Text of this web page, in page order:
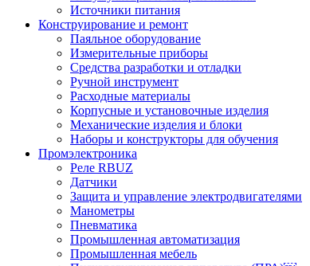
Источники питания
Конструирование и ремонт
Паяльное оборудование
Измерительные приборы
Средства разработки и отладки
Ручной инструмент
Расходные материалы
Корпусные и установочные изделия
Механические изделия и блоки
Наборы и конструкторы для обучения
Промэлектроника
Реле RBUZ
Датчики
Защита и управление электродвигателями
Манометры
Пневматика
Промышленная автоматизация
Промышленная мебель